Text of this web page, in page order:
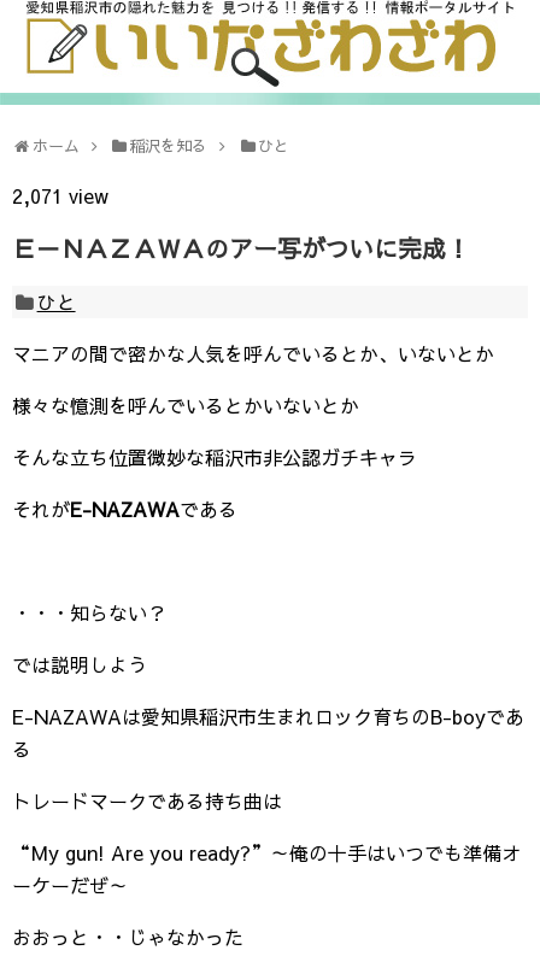
ホーム 稲沢を知る ひと
2,071 view
Ｅ－ＮＡＺＡＷＡのアー写がついに完成！
ひと
マニアの間で密かな人気を呼んでいるとか、いないとか
様々な憶測を呼んでいるとかいないとか
そんな立ち位置微妙な稲沢市非公認ガチキャラ
それがE-NAZAWAである
・・・知らない？
では説明しよう
E-NAZAWAは愛知県稲沢市生まれロック育ちのB-boyであ
る
トレードマークである持ち曲は
“My gun! Are you ready?”～俺の十手はいつでも準備オ
ーケーだぜ～
おおっと・・じゃなかった